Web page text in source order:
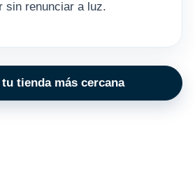
sin renunciar a luz.
tienda más cercana